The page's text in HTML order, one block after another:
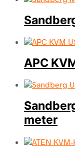
APC
meter